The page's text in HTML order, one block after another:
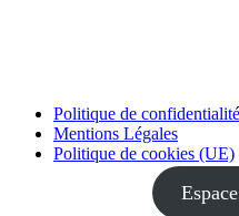
Politique de confidentialité
Mentions Légales
Politique de cookies (UE)